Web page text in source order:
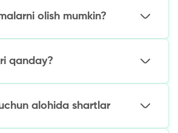
olish mumkin?
(odatda 3-10 mln so‘m)
qanday?
yillik 20-25%
alohida shartlar